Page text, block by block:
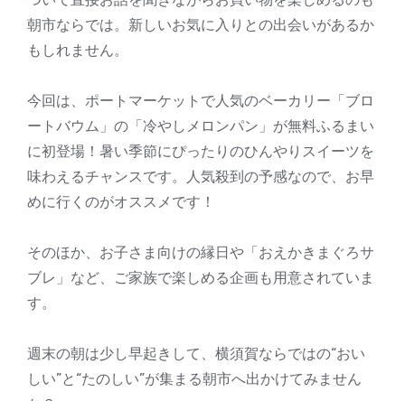
朝市ならでは。新しいお気に入りとの出会いがあるか
もしれません。
今回は、ポートマーケットで人気のベーカリー「ブロ
ートバウム」の「冷やしメロンパン」が無料ふるまい
に初登場！暑い季節にぴったりのひんやりスイーツを
味わえるチャンスです。人気殺到の予感なので、お早
めに行くのがオススメです！
そのほか、お子さま向けの縁日や「おえかきまぐろサ
ブレ」など、ご家族で楽しめる企画も用意されていま
す。
週末の朝は少し早起きして、横須賀ならではの“おい
しい”と“たのしい”が集まる朝市へ出かけてみません